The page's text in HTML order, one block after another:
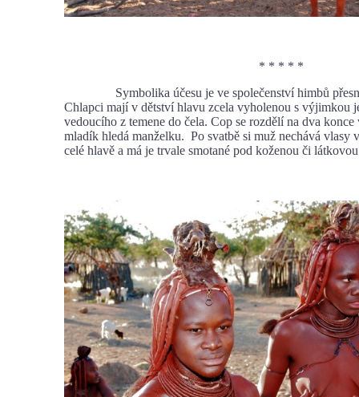
* * * * *
Symbolika účesu je ve společenství himbů
Chlapci mají v dětství hlavu zcela vyholenou s výjimkou
vedoucího z temene do čela. Cop se rozdělí na dva
mladík hledá manželku. Po svatbě si muž nechává vlasy
celé hlavě a má je trvale smotané pod koženou či